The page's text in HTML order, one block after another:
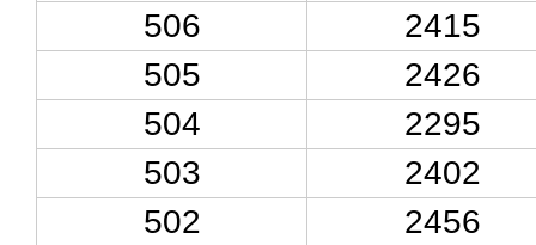
506
2415
505
2426
504
2295
503
2402
502
2456